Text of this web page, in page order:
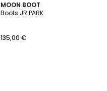
MOON BOOT
Boots JR PARK
135,00 €